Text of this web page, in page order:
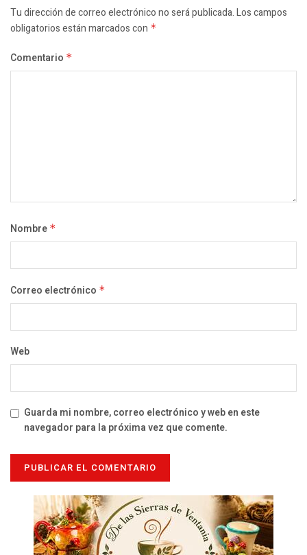
Tu dirección de correo electrónico no será publicada.Los campos
obligatorios están marcados con *
Comentario *
Nombre *
Correo electrónico *
Web
Guarda mi nombre, correo electrónico y web en este
navegador para la próxima vez que comente.